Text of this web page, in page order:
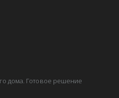
дома. Готовое решение